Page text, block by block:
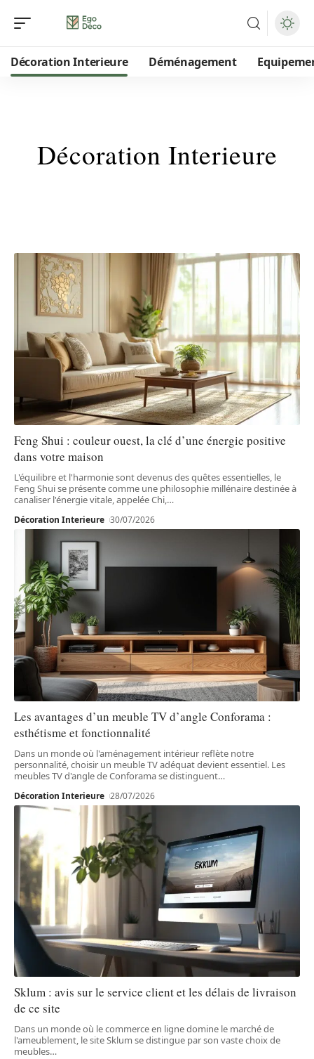
Décoration Interieure Déménagement
Décoration Interieure
Feng Shui : couleur ouest, la clé d’une énergie positive
dans votre maison
L'équilibre et l'harmonie sont devenus des quêtes essentielles, le
Feng Shui se présente comme une philosophie millénaire destinée à
canaliser l'énergie vitale, appelée Chi,…
Décoration Interieure 30/07/2026
Les avantages d’un meuble TV d’angle Conforama :
esthétisme et fonctionnalité
Dans un monde où l'aménagement intérieur reflète notre
personnalité, choisir un meuble TV adéquat devient essentiel. Les
meubles TV d'angle de Conforama se distinguent…
Décoration Interieure 28/07/2026
Sklum : avis sur le service client et les délais de livraison
de ce site
Dans un monde où le commerce en ligne domine le marché de
l'ameublement, le site Sklum se distingue par son vaste choix de
meubles…